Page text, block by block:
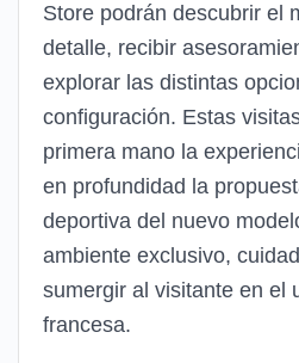
Store podrán descubrir el
detalle, recibir
explorar las distintas
configuración. Estas
primera mano la
en profundidad la
deportiva del nuevo
ambiente exclusivo,
sumergir al visitante en el
francesa.